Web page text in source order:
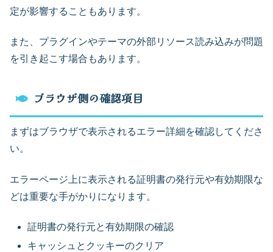
定が影響することもあります。
また、プラグインやテーマの外部リソース読み込みが問題
を引き起こす場合もあります。
ブラウザ側の確認項目
まずはブラウザで表示されるエラー詳細を確認してくださ
い。
エラーページ上に表示される証明書の発行元や有効期限な
どは重要な手がかりになります。
証明書の発行元と有効期限の確認
キャッシュとクッキーのクリア